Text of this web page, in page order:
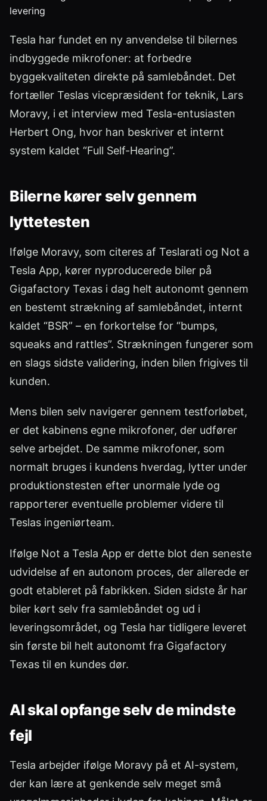
Tesla har fundet en ny anvendelse til bilernes
indbyggede mikrofoner: at forbedre
byggekvaliteten direkte på samlebåndet. Det
fortæller Teslas vicepræsident for teknik, Lars
Moravy, i et interview med Tesla-entusiasten
Herbert Ong, hvor han beskriver et internt
system kaldet “Full Self-Hearing”.
Bilerne kører selv gennem
lyttetesten
Ifølge Moravy, som citeres af Teslarati og Not a
Tesla App, kører nyproducerede biler på
Gigafactory Texas i dag helt autonomt gennem
en bestemt strækning af samlebåndet, internt
kaldet “BSR” – en forkortelse for “bumps,
squeaks and rattles”. Strækningen fungerer som
en slags sidste validering, inden bilen frigives til
kunden.
Mens bilen selv navigerer gennem testforløbet,
er det kabinens egne mikrofoner, der udfører
selve arbejdet. De samme mikrofoner, som
normalt bruges i kundens hverdag, lytter under
produktionstesten efter unormale lyde og
rapporterer eventuelle problemer videre til
Teslas ingeniørteam.
Ifølge Not a Tesla App er dette blot den seneste
udvidelse af en autonom proces, der allerede er
godt etableret på fabrikken. Siden sidste år har
biler kørt selv fra samlebåndet og ud i
leveringsområdet, og Tesla har tidligere leveret
sin første bil helt autonomt fra Gigafactory
Texas til en kundes dør.
AI skal opfange selv de mindste
fejl
Tesla arbejder ifølge Moravy på et AI-system,
der kan lære at genkende selv meget små